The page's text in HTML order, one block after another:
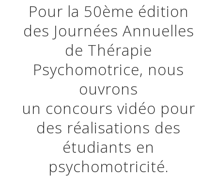
Pour la 50ème édition
des Journées Annuelles
de Thérapie
Psychomotrice, nous
ouvrons
un concours vidéo pour
des réalisations des
étudiants en
psychomotricité.